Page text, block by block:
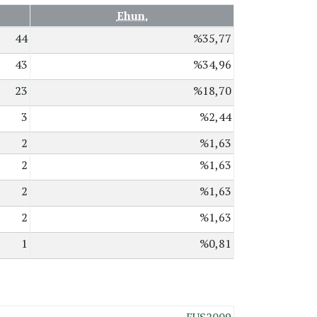
Ehun.
44
%35,77
43
%34,96
23
%18,70
3
%2,44
2
%1,63
2
%1,63
2
%1,63
2
%1,63
1 %0,81